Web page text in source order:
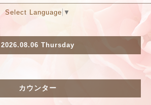
Select Language ▼
2026.08.06 Thursday
カウンター